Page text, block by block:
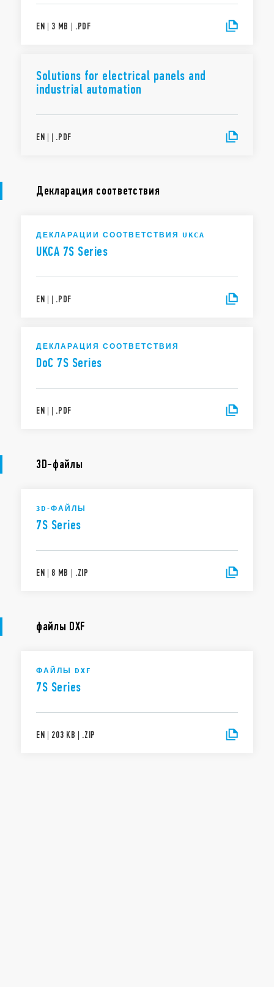
EN | 3 MB | .PDF
Solutions for electrical panels and
industrial automation
EN | | .PDF
Декларация соответствия
ДЕКЛАРАЦИИ СООТВЕТСТВИЯ UKCA
UKCA 7S Series
EN | | .PDF
ДЕКЛАРАЦИЯ СООТВЕТСТВИЯ
DoC 7S Series
EN | | .PDF
3D-файлы
3D-ФАЙЛЫ
7S Series
EN | 8 MB | .ZIP
файлы DXF
ФАЙЛЫ DXF
7S Series
EN | 203 KB | .ZIP